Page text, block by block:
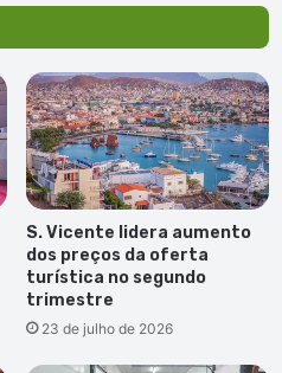
S. Vicente lidera aumento
dos preços da oferta
turística no segundo
trimestre
23 de julho de 2026